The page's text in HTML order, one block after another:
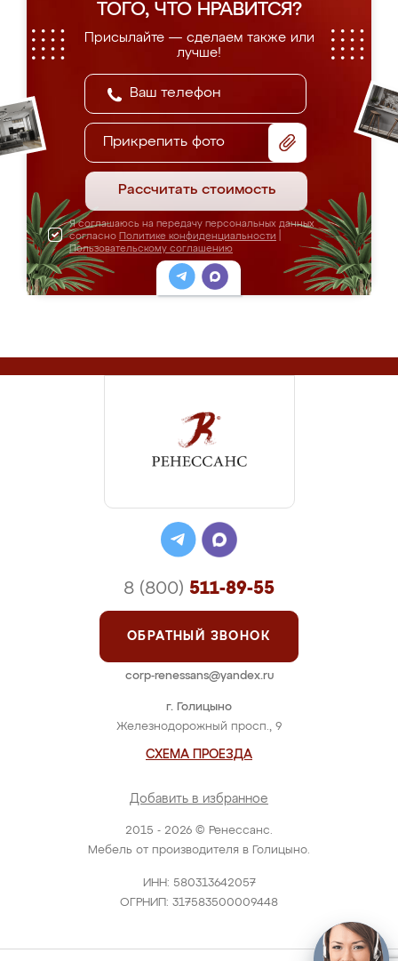
ТОГО, ЧТО НРАВИТСЯ?
Присылайте — сделаем также или
лучше!
Прикрепить фото
Рассчитать стоимость
Я соглашаюсь на передачу персональных данных
согласно Политике конфиденциальности
Пользовательскому соглашению
2015 - 2026 © Ренессанс.
Мебель от производителя в Голицыно.
ИНН: 580313642057
ОГРНИП: 317583500009448
г. Голицыно
Железнодорожный просп., 9
СХЕМА ПРОЕЗДА
Добавить в избранное
8 (800) 511-89-55
ОБРАТНЫЙ ЗВОНОК
corp-renessans@yandex.ru